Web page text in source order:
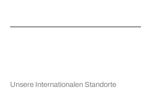
Unsere Internationalen Standorte